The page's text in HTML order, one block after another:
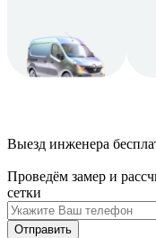
Выезд инженера
Проведём замер и
сетки